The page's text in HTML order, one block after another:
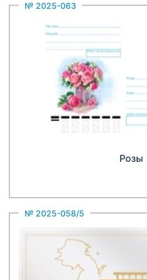
№ 2025-063
Розы
№ 2025-058/5